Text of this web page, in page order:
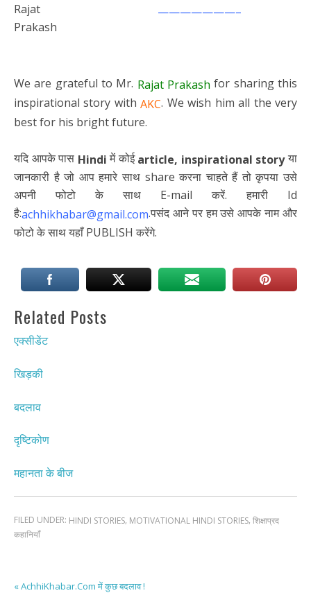
Rajat
Prakash
———————–
We are grateful to Mr. Rajat Prakash for sharing this
inspirational story with AKC. We wish him all the very
best for his bright future.
यदि आपके पास Hindiमें कोईarticle, inspirational storyया
जानकारी है जो आप हमारे साथ share करना चाहते हैं तो कृपया उसे
अपनी फोटो के साथ E-mail करें. हमारी Id
है:achhikhabar@gmail.com.पसंद आने पर हम उसे आपके नाम और
फोटो के साथ यहाँ PUBLISH करेंगे.
Related Posts
एक्सीडेंट
खिड़की
बदलाव
दृष्टिकोण
महानता के बीज
FILED UNDER: HINDI STORIES, MOTIVATIONAL HINDI STORIES, शिक्षाप्रद
कहानियाँ
« AchhiKhabar.Com में कुछ बदलाव !